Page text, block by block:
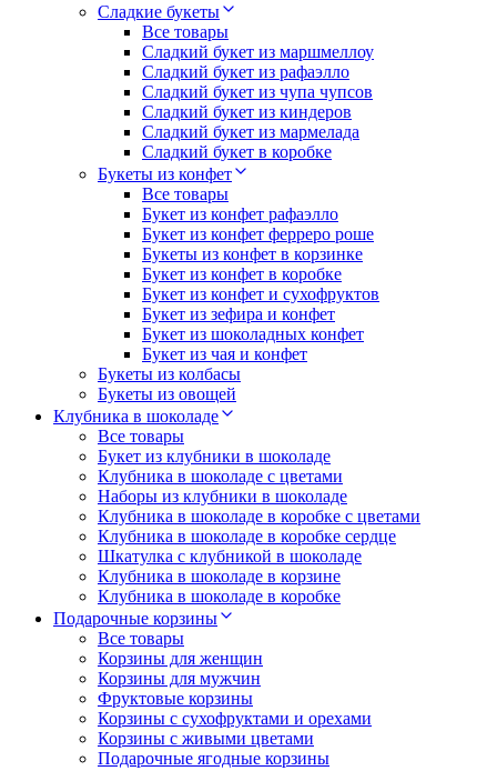
Сладкие букеты
Все товары
Сладкий букет из маршмеллоу
Сладкий букет из рафаэлло
Сладкий букет из чупа чупсов
Сладкий букет из киндеров
Сладкий букет из мармелада
Сладкий букет в коробке
Букеты из конфет
Все товары
Букет из конфет рафаэлло
Букет из конфет ферреро роше
Букеты из конфет в корзинке
Букет из конфет в коробке
Букет из конфет и сухофруктов
Букет из зефира и конфет
Букет из шоколадных конфет
Букет из чая и конфет
Букеты из колбасы
Букеты из овощей
Клубника в шоколаде
Все товары
Букет из клубники в шоколаде
Клубника в шоколаде с цветами
Наборы из клубники в шоколаде
Клубника в шоколаде в коробке с цветами
Клубника в шоколаде в коробке сердце
Шкатулка с клубникой в шоколаде
Клубника в шоколаде в корзине
Клубника в шоколаде в коробке
Подарочные корзины
Все товары
Корзины для женщин
Корзины для мужчин
Фруктовые корзины
Корзины с сухофруктами и орехами
Корзины с живыми цветами
Подарочные ягодные корзины